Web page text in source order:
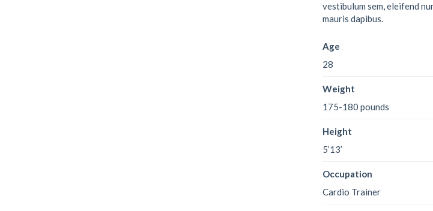
vestibulum sem, eleifend
mauris dapibus.
Age
28
Weight
175-180 pounds
Height
5’13’
Occupation
Cardio Trainer